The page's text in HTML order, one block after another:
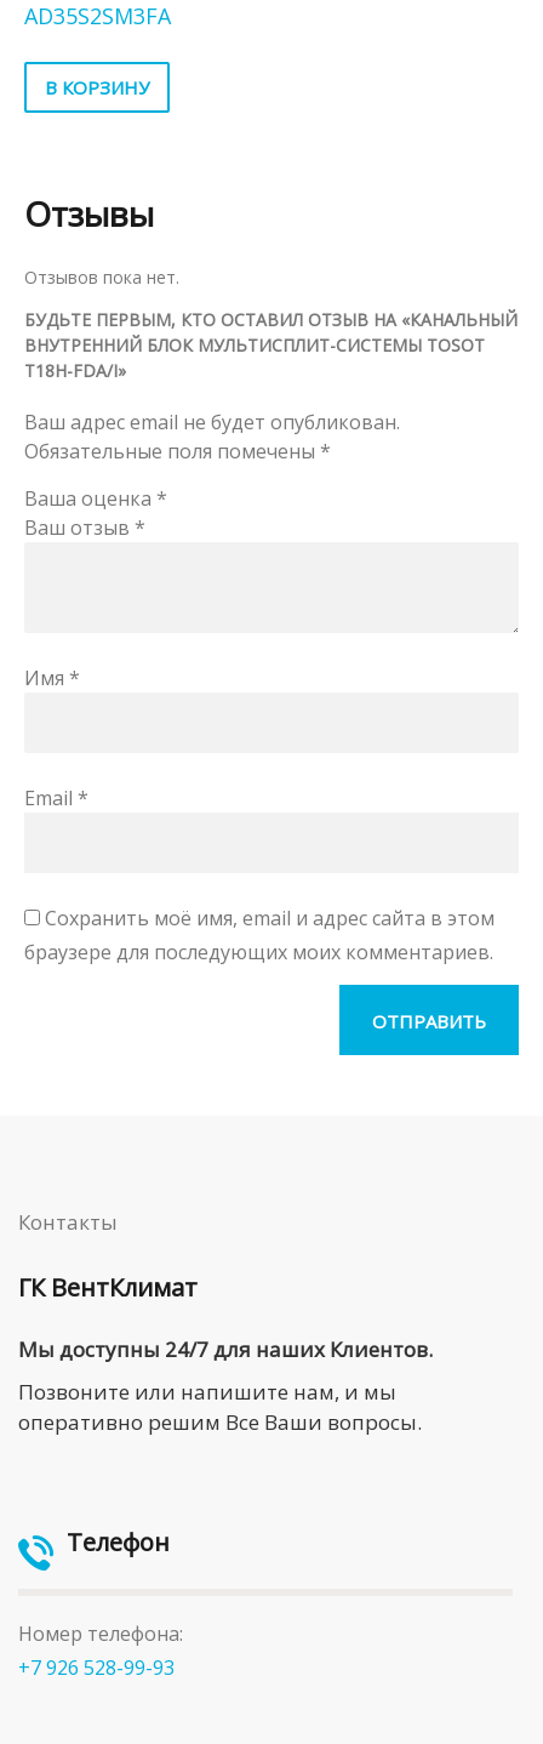
AD35S2SM3FA
В КОРЗИНУ
Отзывы
Отзывов пока нет.
БУДЬТЕ ПЕРВЫМ, КТО ОСТАВИЛ ОТЗЫВ НА «КАНАЛЬНЫЙ
ВНУТРЕННИЙ БЛОК МУЛЬТИСПЛИТ-СИСТЕМЫ TOSOT
T18H-FDA/I»
Ваш адрес email не будет опубликован.
Обязательные поля помечены *
Ваша оценка *
Ваш отзыв *
Имя *
Email *
Сохранить моё имя, email и адрес сайта в этом
браузере для последующих моих комментариев.
Контакты
ГК ВентКлимат
Мы доступны 24/7 для наших Клиентов.
Позвоните или напишите нам, и мы
оперативно решим Все Ваши вопросы.
Телефон
Номер телефона:
+7 926 528-99-93